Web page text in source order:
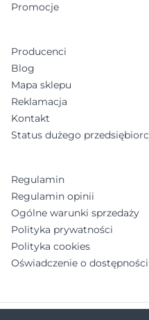
Promocje
Producenci
Blog
Mapa sklepu
Reklamacja
Kontakt
Status dużego
Regulamin
Regulamin opinii
Ogólne warunki sprzedaży
Polityka prywatności
Polityka cookies
Oświadczenie o dostępności